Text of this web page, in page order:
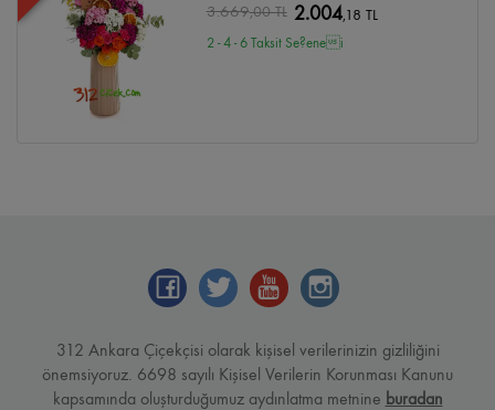
3.669,00 TL 2.004,18 TL
2 - 4 - 6 Taksit Se?enei
312 Ankara Çiçekçisi olarak kişisel verilerinizin gizliliğini
önemsiyoruz. 6698 sayılı Kişisel Verilerin Korunması Kanunu
kapsamında oluşturduğumuz aydınlatma metnine buradan